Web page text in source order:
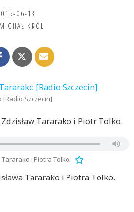
06-13
MICHAŁ KRÓL
[Radio Szczecin]
Tararako i Piotr Tolko.
Tararako i Piotra Tolko.
Tararako i Piotra Tolko.